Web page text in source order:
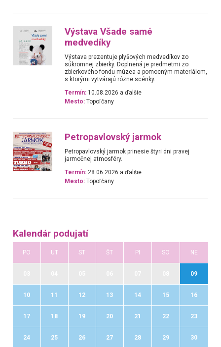
Výstava Všade samé
medvedíky
Výstava prezentuje plyšových medvedíkov zo
súkromnej zbierky. Doplnená je predmetmi zo
zbierkového fondu múzea a pomocným materiálom,
s ktorými vytvárajú rôzne scénky.
Termín: 10.08.2026 a ďalšie
Mesto: Topoľčany
Petropavlovský jarmok
Petropavlovský jarmok prinesie štyri dni pravej
jarmočnej atmosféry.
Termín: 28.06.2026 a ďalšie
Mesto: Topoľčany
Kalendár podujatí
PO UT ST ŠT PI SO NE
09
10 11 12 13 14 15 16
17 18 19 20 21 22 23
24 25 26 27 28 29 30